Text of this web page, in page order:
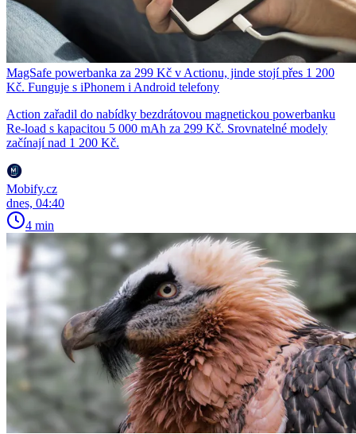
MagSafe powerbanka za 299 Kč v Actionu, jinde stojí přes 1 200
Kč. Funguje s iPhonem i Android telefony
Action zařadil do nabídky bezdrátovou magnetickou powerbanku
Re-load s kapacitou 5 000 mAh za 299 Kč. Srovnatelné modely
začínají nad 1 200 Kč.
Mobify.cz
dnes, 04:40
4 min